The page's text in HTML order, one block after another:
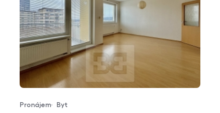
Typ nabídky
Pronájem
Typ nemovitosti
Byt